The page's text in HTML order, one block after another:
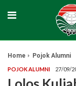
Home Pojok Alumni
POJOK ALUMNI 27/09/